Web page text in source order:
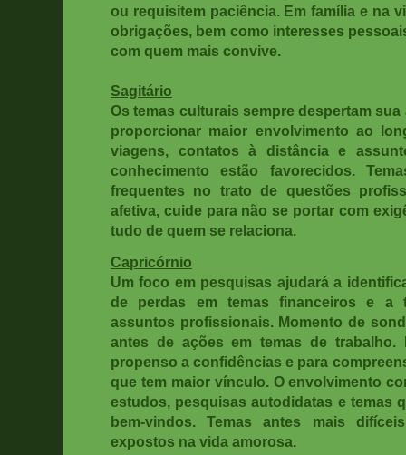
ou requisitem paciência. Em família e na
obrigações, bem como interesses
com quem mais convive.
Sagitário
Os temas culturais sempre despertam
proporcionar maior envolvimento ao
viagens, contatos à distância e
conhecimento estão favorecidos.
frequentes no trato de questões
afetiva, cuide para não se portar com
tudo de quem se relaciona.
Capricórnio
Um foco em pesquisas ajudará a
de perdas em temas financeiros e a
assuntos profissionais. Momento de
antes de ações em temas de trabalho.
propenso a confidências e para
que tem maior vínculo. O envolvimento
estudos, pesquisas autodidatas e temas
bem-vindos. Temas antes mais
expostos na vida amorosa.